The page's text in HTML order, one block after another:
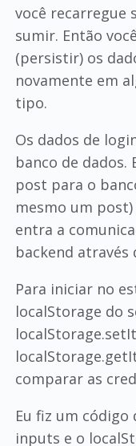
você recarregue
sumir. Então
(persistir) os
novamente em
tipo.
Os dados de
banco de dados.
post para o
mesmo um
entra a
backend
Para iniciar no
localStorage do
comparar as
Eu fiz um
inputs e o